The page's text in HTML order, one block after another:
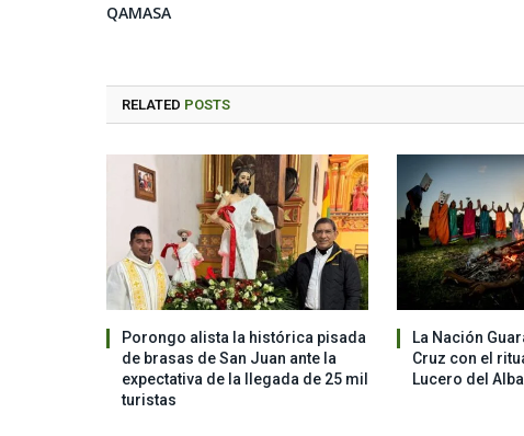
QAMASA
RELATED POSTS
Porongo alista la histórica pisada
de brasas de San Juan ante la
expectativa de la llegada de 25 mil
turistas
La Nación
Cruz con el
Lucero del Alba